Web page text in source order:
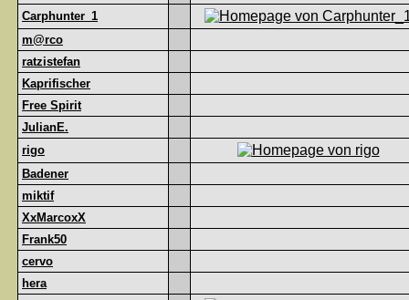
Carphunter_1
m@rco
ratzistefan
Kaprifischer
Free Spirit
JulianE.
rigo
Badener
miktif
XxMarcoxX
Frank50
cervo
hera